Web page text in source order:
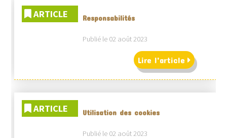
ARTICLE Responsabilités
Publié le 02 août 2023
Lire l'article
ARTICLE Utilisation des cookies
Publié le 02 août 2023